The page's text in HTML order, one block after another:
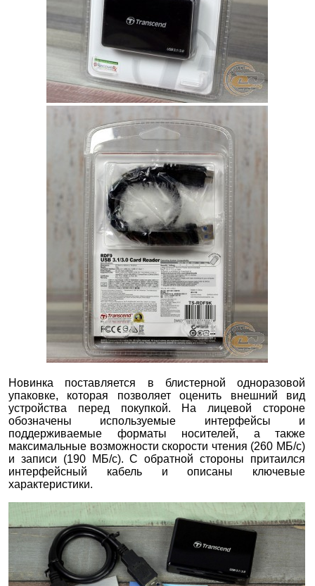
Новинка поставляется в блистерной одноразовой
упаковке, которая позволяет оценить внешний вид
устройства перед покупкой. На лицевой стороне
обозначены используемые интерфейсы и
поддерживаемые форматы носителей, а также
максимальные возможности скорости чтения (260 МБ/с)
и записи (190 МБ/с). С обратной стороны притаился
интерфейсный кабель и описаны ключевые
характеристики.